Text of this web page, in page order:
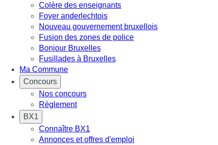
Colère des enseignants
Foyer anderlechtois
Nouveau gouvernement bruxellois
Fusion des zones de police
Bonjour Bruxelles
Fusillades à Bruxelles
Ma Commune
Concours
Nos concours
Règlement
BX1
Connaître BX1
Annonces et offres d'emploi